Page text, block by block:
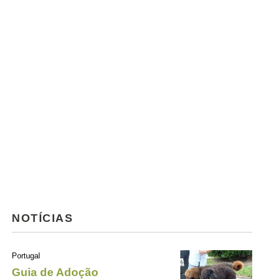
NOTÍCIAS
Portugal
Guia de Adoção